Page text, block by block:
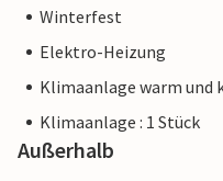
Winterfest
Elektro-Heizung
Klimaanlage warm und
Klimaanlage : 1 Stück
Außerhalb